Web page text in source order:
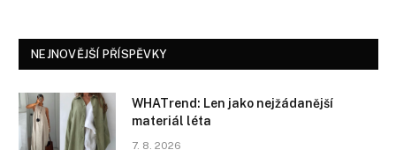
NEJNOVĚJŠÍ PŘÍSPĚVKY
WHATrend: Len jako nejžádanější
materiál léta
7. 8. 2026